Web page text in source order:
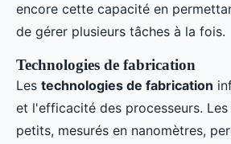
encore cette capacité en
de gérer plusieurs tâches à la fois.
Technologies de fabrication
Les technologies de fabrication
et l'efficacité des processeurs.
petits, mesurés en nanomètres,